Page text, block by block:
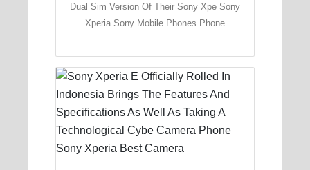
Dual Sim Version Of Their Sony Xpe Sony
Xperia Sony Mobile Phones Phone